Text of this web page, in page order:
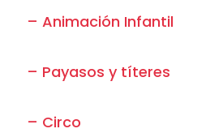
– Animación Infantil
– Payasos y títeres
– Circo